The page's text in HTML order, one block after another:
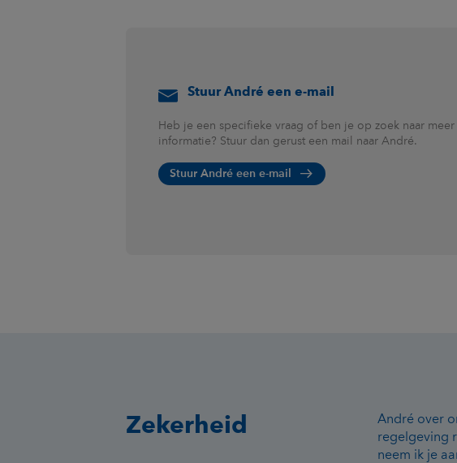
Stuur André een e-mail
Heb je een specifieke vraag of ben je op zoek naar meer
informatie? Stuur dan gerust een mail naar André.
Stuur André een e-mail
Zekerheid
André over
regelgeving
neem ik je